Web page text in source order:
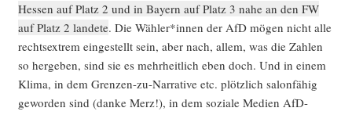
Hes­sen auf Platz 2 und in Bay­ern auf Platz 3 nahe an den FW
auf Platz 2 lan­de­te. Die Wähler*innen der AfD mögen nicht alle
rechts­extrem ein­ge­stellt sein, aber nach, allem, was die Zah­len
so her­ge­ben, sind sie es mehr­heit­lich eben doch. Und in einem
Kli­ma, in dem Gren­zen-zu-Nar­ra­ti­ve etc. plötz­lich salon­fä­hig
gewor­den sind (dan­ke Merz!), in dem sozia­le Medi­en AfD-